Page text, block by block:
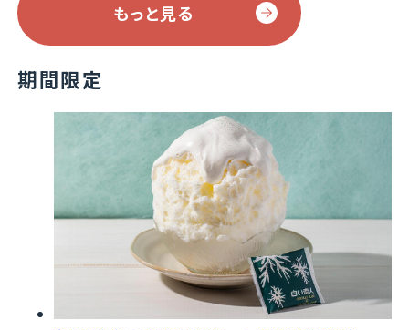
もっと見る
期間限定